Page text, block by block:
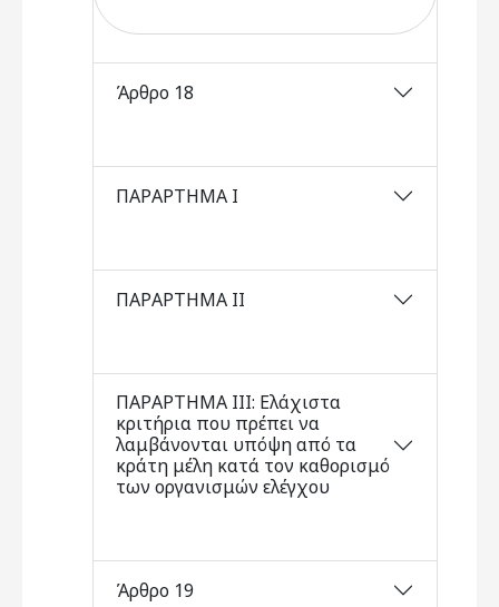
Άρθρο 18
ΠΑΡΑΡΤΗΜΑ Ι
ΠΑΡΑΡΤΗΜΑ ΙΙ
ΠΑΡΑΡΤΗΜΑ ΙΙΙ: Ελάχιστα
κριτήρια που πρέπει να
λαμβάνονται υπόψη από τα
κράτη μέλη κατά τον καθορισμό
των οργανισμών ελέγχου
Άρθρο 19